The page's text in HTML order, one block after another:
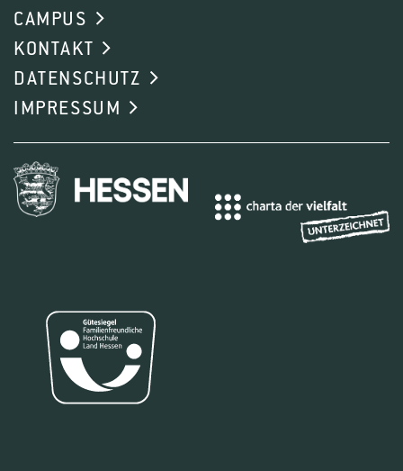
CAMPUS
KONTAKT
DATENSCHUTZ
IMPRESSUM